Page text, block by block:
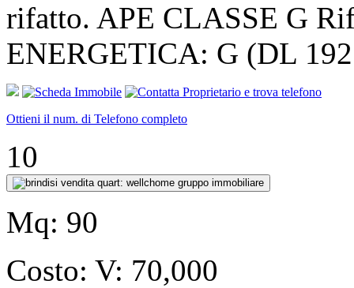
rifatto. APE CLASSE G
ENERGETICA: G (DL
Ottieni il num. di Telefono completo
10
Mq: 90
Costo: V: 70,000